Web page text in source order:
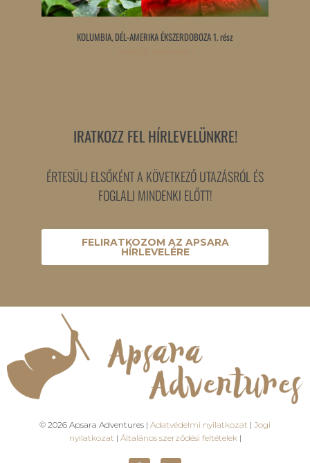
KOLUMBIA, DÉL-AMERIKA ÉKSZERDOBOZA 1. rész
IRATKOZZ FEL HÍRLEVELÜNKRE!
ÉRTESÜLJ ELSŐKÉNT A KÖVETKEZŐ UTAZÁSRÓL ÉS
FOGLALJ MINDENKI ELŐTT!
FELIRATKOZOM AZ APSARA
HÍRLEVELÉRE
© 2026 Apsara Adventures | Adatvédelmi nyilatkozat | Jogi
nyilatkozat | Általános szerződési feltételek |